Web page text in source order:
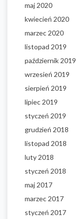
maj 2020
kwiecień 2020
marzec 2020
listopad 2019
październik 2019
wrzesień 2019
sierpień 2019
lipiec 2019
styczeń 2019
grudzień 2018
listopad 2018
luty 2018
styczeń 2018
maj 2017
marzec 2017
styczeń 2017